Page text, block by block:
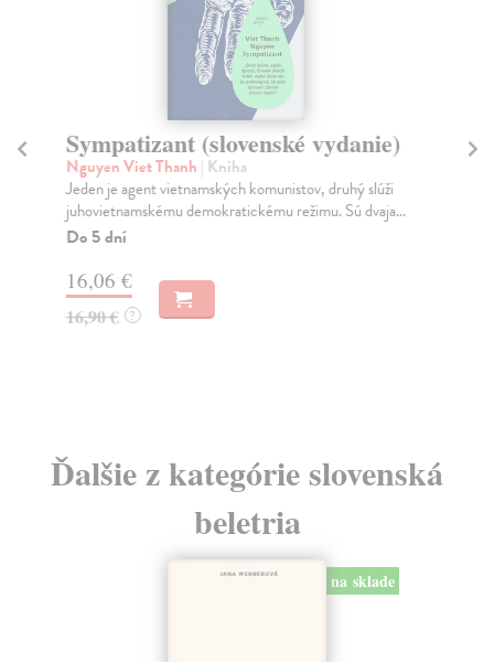
vydanie)
druhý slúži
režimu. Sú dvaja...
Disident: Alexej Navaľnyj
(slovenské vydanie)
Herszenhorn David M.| Kniha
Životopis Alexeja Navaľného, právnika,
Ďalšie z kategórie slovenská
beletria
na sklade